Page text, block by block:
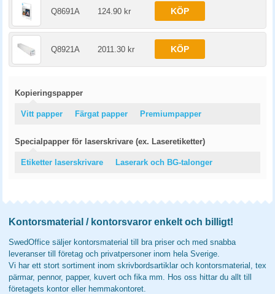
Q8691A 124.90 kr KÖP
Q8921A 2011.30 kr KÖP
Kopieringspapper
Vitt papper Färgat papper Premiumpapper
Specialpapper för laserskrivare (ex. Laseretiketter)
Etiketter laserskrivare Laserark och BG-talonger
Kontorsmaterial / kontorsvaror enkelt och billigt!
SwedOffice säljer kontorsmaterial till bra priser och med snabba
leveranser till företag och privatpersoner inom hela Sverige.
Vi har ett stort sortiment inom skrivbordsartiklar och kontorsmaterial, tex
pärmar, pennor, papper, kuvert och fika mm. Hos oss hittar du allt till
företagets kontor eller hemmakontoret.